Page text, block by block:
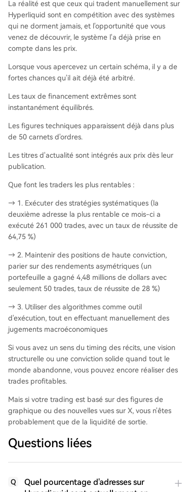
La réalité est que ceux qui tradent manuellement sur
Hyperliquid sont en compétition avec des systèmes
qui ne dorment jamais, et l'opportunité que vous
venez de découvrir, le système l'a déjà prise en
compte dans les prix.
Lorsque vous apercevez un certain schéma, il y a de
fortes chances qu'il ait déjà été arbitré.
Les taux de financement extrêmes sont
instantanément équilibrés.
Les figures techniques apparaissent déjà dans plus
de 50 carnets d'ordres.
Les titres d'actualité sont intégrés aux prix dès leur
publication.
Que font les traders les plus rentables :
→ 1. Exécuter des stratégies systématiques (la
deuxième adresse la plus rentable ce mois-ci a
exécuté 261 000 trades, avec un taux de réussite de
64,75 %)
→ 2. Maintenir des positions de haute conviction,
parier sur des rendements asymétriques (un
portefeuille a gagné 4,48 millions de dollars avec
seulement 50 trades, taux de réussite de 28 %)
→ 3. Utiliser des algorithmes comme outil
d'exécution, tout en effectuant manuellement des
jugements macroéconomiques
Si vous avez un sens du timing des récits, une vision
structurelle ou une conviction solide quand tout le
monde abandonne, vous pouvez encore réaliser des
trades profitables.
Mais si votre trading est basé sur des figures de
graphique ou des nouvelles vues sur X, vous n'êtes
probablement que de la liquidité de sortie.
Questions liées
Q
Quel pourcentage d'adresses sur